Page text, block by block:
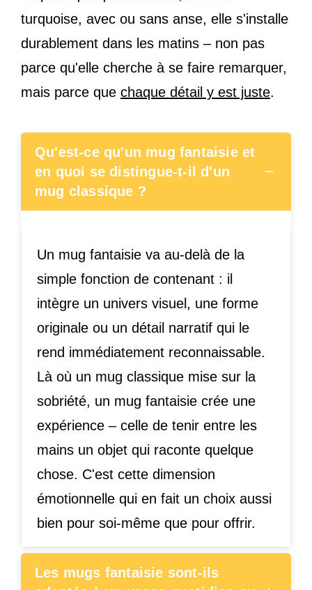
turquoise, avec ou sans anse, elle s'installe
durablement dans les matins – non pas
parce qu'elle cherche à se faire remarquer,
mais parce que chaque détail y est juste.
Qu'est-ce qu'un mug fantaisie et
en quoi se distingue-t-il d'un
mug classique ?
−
Un mug fantaisie va au-delà de la
simple fonction de contenant : il
intègre un univers visuel, une forme
originale ou un détail narratif qui le
rend immédiatement reconnaissable.
Là où un mug classique mise sur la
sobriété, un mug fantaisie crée une
expérience – celle de tenir entre les
mains un objet qui raconte quelque
chose. C'est cette dimension
émotionnelle qui en fait un choix aussi
bien pour soi-même que pour offrir.
Les mugs fantaisie sont-ils